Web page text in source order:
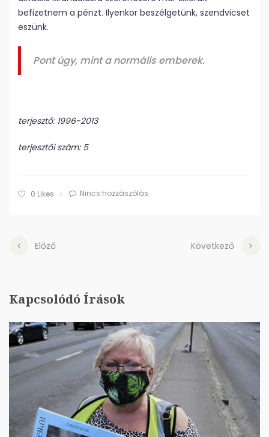
befizetnem a pénzt. Ilyenkor beszélgetünk, szendvicset
eszünk.
Pont úgy, mint a normális emberek.
terjesztő: 1996-2013
terjesztői szám: 5
0 Likes Nincs hozzászólás
Előző Következő
Kapcsolódó Írások